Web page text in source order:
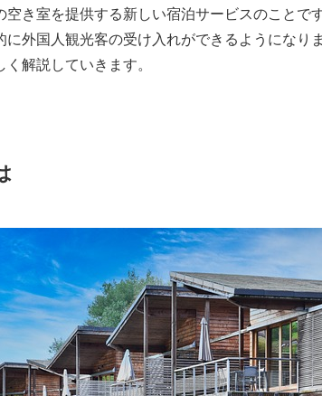
空き室を提供する新しい宿泊サービスのことで
に外国人観光客の受け入れができるようになり
く解説していきます。